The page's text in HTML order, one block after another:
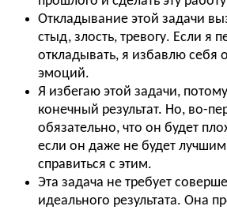
Откладывание этой задачи
стыд, злость, тревогу. Если я
откладывать, я избавлю себя
эмоций.
Я избегаю этой задачи,
конечный результат. Но, во-
обязательно, что он будет
если он даже не будет
справиться с этим.
Эта задача не требует
идеального результата. Она